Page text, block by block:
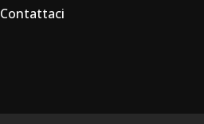
Contattaci